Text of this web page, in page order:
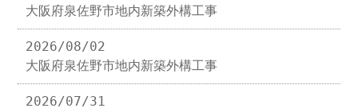
大阪府泉佐野市地内新築外構工事
2026/08/02
大阪府泉佐野市地内新築外構工事
2026/07/31